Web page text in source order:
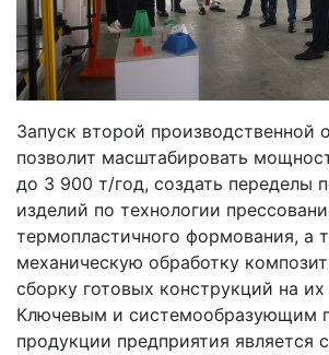
Запуск второй производственной
позволит масштабировать
до 3 900 т/год, создать переделы
изделий по технологии
термопластичного формования, а
механическую обработку
сборку готовых конструкций на их
Ключевым и системообразующим
продукции предприятия является